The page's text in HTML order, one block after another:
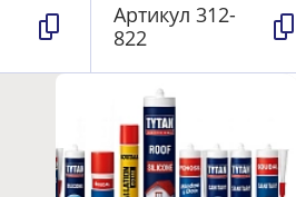
Артикул 312-
822